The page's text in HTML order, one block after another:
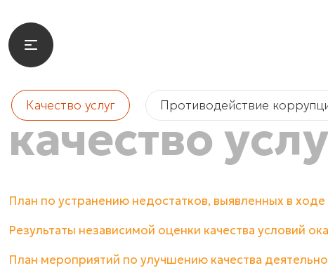
Качество услуг Противодействие
качество
План по устранению недостатков, выявленных в
Результаты независимой оценки качества условий
План мероприятий по улучшению качества